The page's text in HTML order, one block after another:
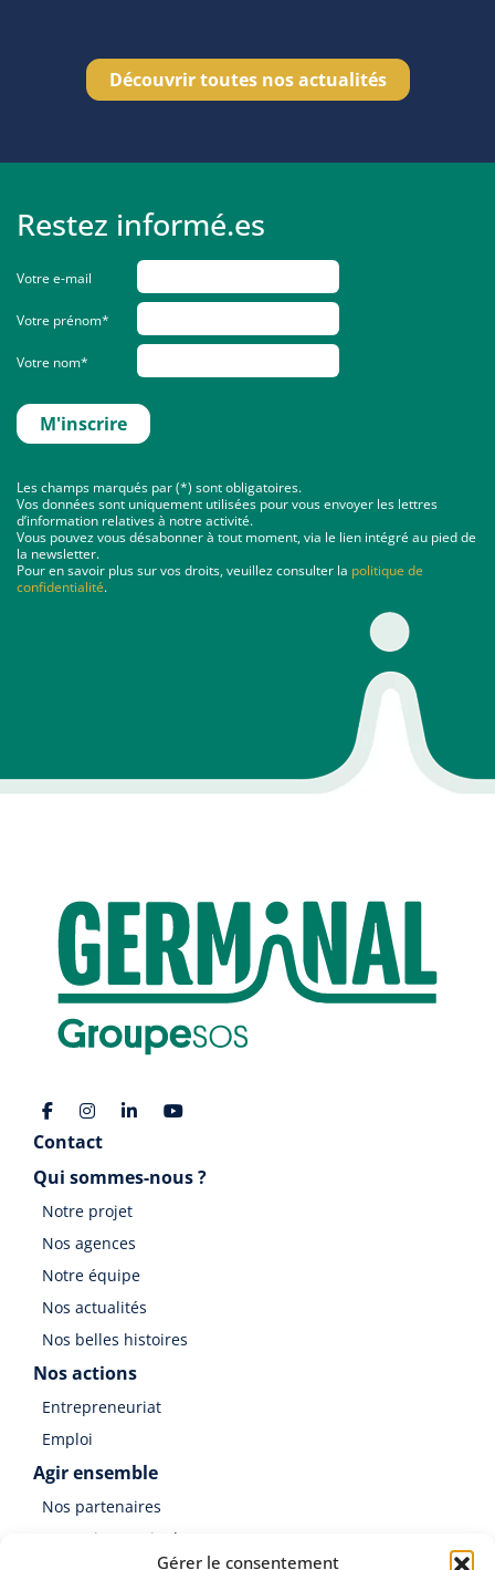
Gérer le consentement
Découvrir toutes nos actualités
Restez informé.es
Votre e-mail
Votre prénom*
Votre nom*
Les champs marqués par (*) sont obligatoires.
Vos données sont uniquement utilisées pour vous envoyer les lettres
d’information relatives à notre activité.
Vous pouvez vous désabonner à tout moment, via le lien intégré au pied de
la newsletter.
Pour en savoir plus sur vos droits, veuillez consulter la politique de
confidentialité.
Contact
Qui sommes-nous ?
Notre projet
Nos agences
Notre équipe
Nos actualités
Nos belles histoires
Nos actions
Entrepreneuriat
Emploi
Agir ensemble
Nos partenaires
Soutenir Germinal